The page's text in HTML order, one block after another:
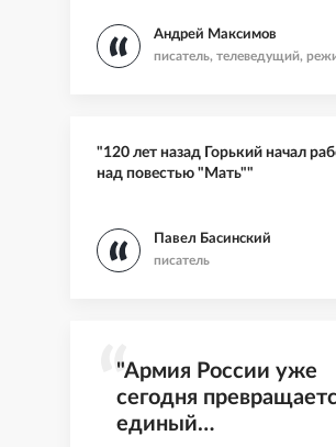
Андрей Максимов
писатель, телеведущий,
"120 лет назад Горький начал
над повестью "Мать""
Павел Басинский
писатель
"Армия России уже
сегодня
единый